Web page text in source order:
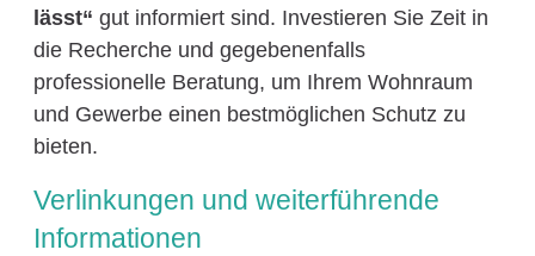
lässt“ gut informiert sind. Investieren Sie Zeit in
die Recherche und gegebenenfalls
professionelle Beratung, um Ihrem Wohnraum
und Gewerbe einen bestmöglichen Schutz zu
bieten.
Verlinkungen und weiterführende
Informationen